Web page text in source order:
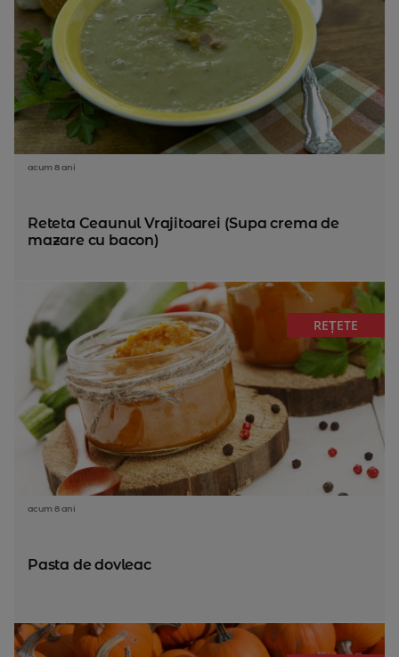
acum 8 ani
Reteta Ceaunul Vrajitoarei (Supa crema de
mazare cu bacon)
REȚETE
acum 8 ani
Pasta de dovleac